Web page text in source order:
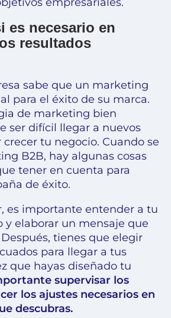
es necesario en
resultados
sabe que un marketing
para el éxito de su marca.
de marketing bien
ser difícil llegar a nuevos
tu negocio. Cuando se
B2B, hay algunas cosas
tener en cuenta para
de éxito.
es importante entender a tu
y elaborar un mensaje que
tienes que elegir
para llegar a tus
que hayas diseñado tu
supervisar los
los ajustes necesarios en
descubras.